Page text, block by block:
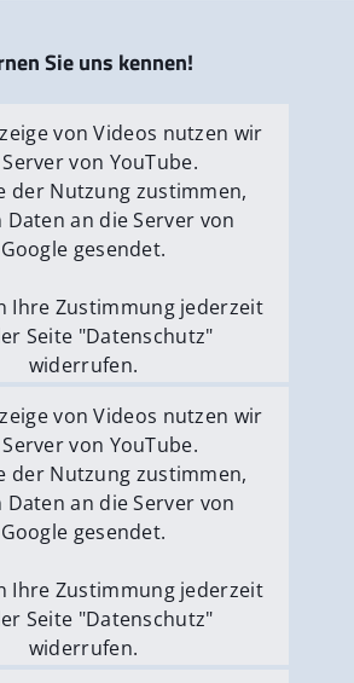
Sie uns kennen!
von Videos nutzen wir
von YouTube.
der Nutzung zustimmen,
Daten an die Server von
Google gesendet.
Ihre Zustimmung jederzeit
Seite "Datenschutz"
widerrufen.
Medien erlauben
von Videos nutzen wir
von YouTube.
der Nutzung zustimmen,
Daten an die Server von
Google gesendet.
Ihre Zustimmung jederzeit
Seite "Datenschutz"
widerrufen.